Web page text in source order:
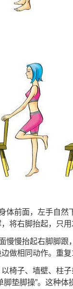
前面，左手自然
将右脚抬起，只
慢抬起右脚脚跟
做相同动作。重
子、墙壁、柱子
脚垫脚操”。这种